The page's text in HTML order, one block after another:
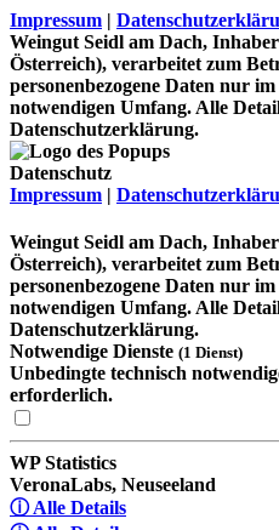
Impressum |
Weingut Seidl am Dach,
Österreich), verarbeitet zum
personenbezogene Daten nur
notwendigen Umfang. Alle
Datenschutzerklärung.
Datenschutz
Impressum |
Weingut Seidl am Dach,
Österreich), verarbeitet zum
personenbezogene Daten nur
notwendigen Umfang. Alle
Datenschutzerklärung.
Notwendige Dienste (1 Dienst)
Unbedingte technisch
erforderlich.
WP Statistics
VeronaLabs, Neuseeland
ⓘ Alle Details